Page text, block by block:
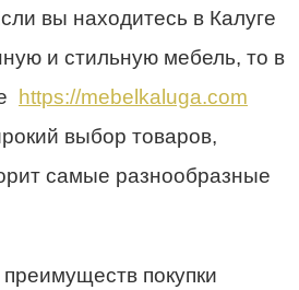
вы находитесь в Калуге
и стильную мебель, то в
https://mebelkaluga.com
выбор товаров,
самые разнообразные
покупки